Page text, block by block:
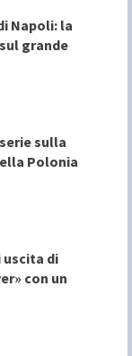
Napoli: la
grande
sulla
Polonia
uscita di
con un